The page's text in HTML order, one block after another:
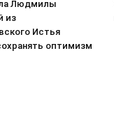
Людмилы
из
Истья
оптимизм